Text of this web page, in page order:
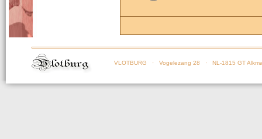
VLOTBURG · Vogelezang 28 · NL-1815 GT